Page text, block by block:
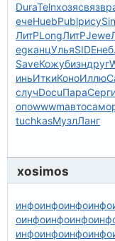
DuraTelnхозясвяз
ечеHuebPublрису
ЛитРLongЛитРJewe
egканцУльяSIDE
SaveКожубизндруг
иньИткиКоноИллю
случDocuПараСерг
опоwwwmавтосамо
tuchkasМузлЛанг
xosimos
инфоинфоинфоинфо
оинфоинфоинфо
инфоинфоинфоинфо